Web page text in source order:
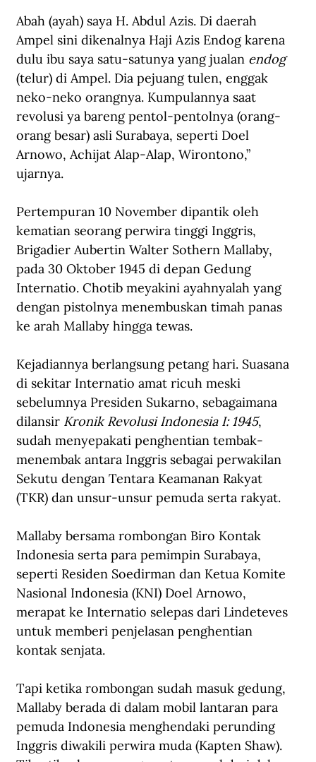
Abah (ayah) saya H. Abdul Azis. Di daerah
Ampel sini dikenalnya Haji Azis Endog karena
dulu ibu saya satu-satunya yang jualan endog
(telur) di Ampel. Dia pejuang tulen, enggak
neko-neko orangnya. Kumpulannya saat
revolusi ya bareng pentol-pentolnya (orang-
orang besar) asli Surabaya, seperti Doel
Arnowo, Achijat Alap-Alap, Wirontono,”
ujarnya.
Pertempuran 10 November dipantik oleh
kematian seorang perwira tinggi Inggris,
Brigadier Aubertin Walter Sothern Mallaby,
pada 30 Oktober 1945 di depan Gedung
Internatio. Chotib meyakini ayahnyalah yang
dengan pistolnya menembuskan timah panas
ke arah Mallaby hingga tewas.
Kejadiannya berlangsung petang hari. Suasana
di sekitar Internatio amat ricuh meski
sebelumnya Presiden Sukarno, sebagaimana
dilansir Kronik Revolusi Indonesia I: 1945,
sudah menyepakati penghentian tembak-
menembak antara Inggris sebagai perwakilan
Sekutu dengan Tentara Keamanan Rakyat
(TKR) dan unsur-unsur pemuda serta rakyat.
Mallaby bersama rombongan Biro Kontak
Indonesia serta para pemimpin Surabaya,
seperti Residen Soedirman dan Ketua Komite
Nasional Indonesia (KNI) Doel Arnowo,
merapat ke Internatio selepas dari Lindeteves
untuk memberi penjelasan penghentian
kontak senjata.
Tapi ketika rombongan sudah masuk gedung,
Mallaby berada di dalam mobil lantaran para
pemuda Indonesia menghendaki perunding
Inggris diwakili perwira muda (Kapten Shaw).